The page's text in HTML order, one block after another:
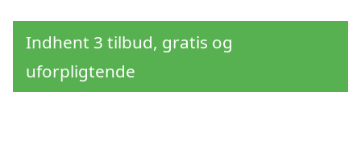
Indhent 3 tilbud, gratis og
uforpligtende